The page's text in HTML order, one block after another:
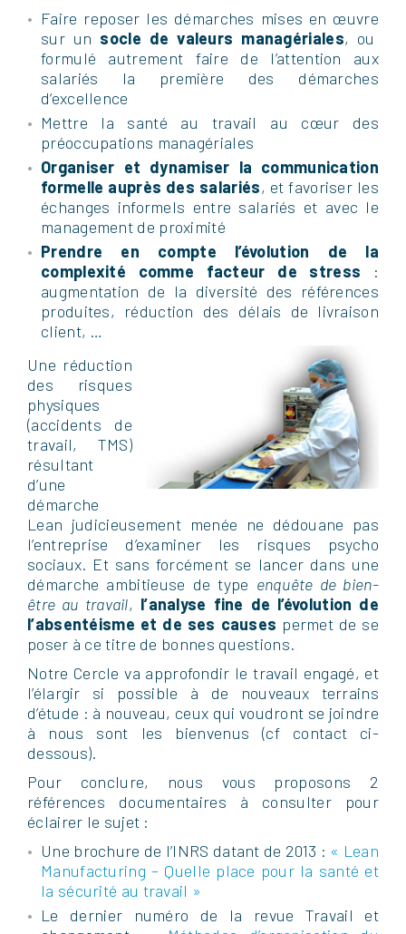
Faire reposer les démarches mises en œuvre
sur un socle de valeurs managériales, ou
formulé autrement faire de l’attention aux
salariés la première des démarches
d’excellence
Mettre la santé au travail au cœur des
préoccupations managériales
Organiser et dynamiser la communication
formelle auprès des salariés, et favoriser les
échanges informels entre salariés et avec le
management de proximité
Prendre en compte l’évolution de la
complexité comme facteur de stress :
augmentation de la diversité des références
produites, réduction des délais de livraison
client, …
Une réduction
des risques
physiques
(accidents de
travail, TMS)
résultant
d’une
démarche
Lean judicieusement menée ne dédouane pas
l’entreprise d’examiner les risques psycho
sociaux. Et sans forcément se lancer dans une
démarche ambitieuse de type enquête de bien-
être au travail, l’analyse fine de l’évolution de
l’absentéisme et de ses causes permet de se
poser à ce titre de bonnes questions.
Notre Cercle va approfondir le travail engagé, et
l’élargir si possible à de nouveaux terrains
d’étude : à nouveau, ceux qui voudront se joindre
à nous sont les bienvenus (cf contact ci-
dessous).
Pour conclure, nous vous proposons 2
références documentaires à consulter pour
éclairer le sujet :
Une brochure de l’INRS datant de 2013 : « Lean
Manufacturing – Quelle place pour la santé et
la sécurité au travail »
Le dernier numéro de la revue Travail et